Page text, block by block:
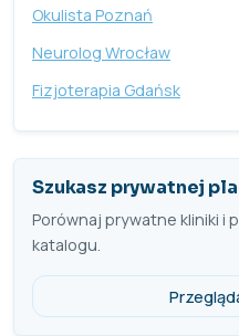
Okulista Poznań
Neurolog Wrocław
Fizjoterapia Gdańsk
Szukasz prywatnej
Porównaj prywatne kliniki i
katalogu.